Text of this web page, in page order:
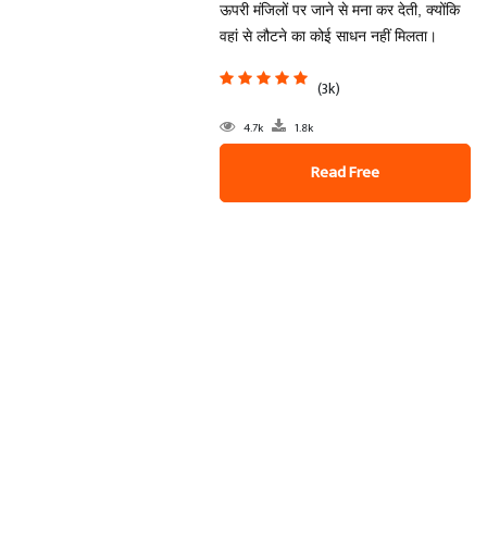
ऊपरी मंजिलों पर जाने से मना कर देती, क्योंकि
वहां से लौटने का कोई साधन नहीं मिलता।
(3k)
4.7k 1.8k
Read Free